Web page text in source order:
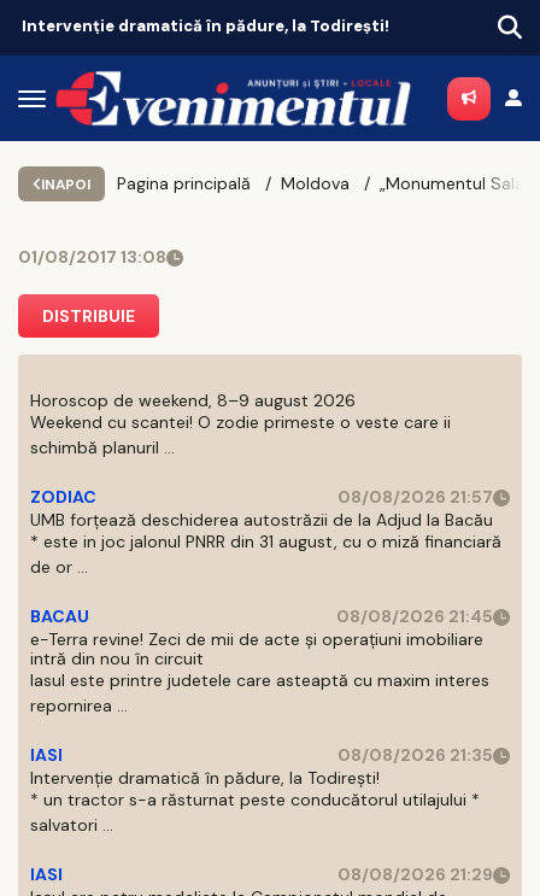
Intervenție dramatică în pădure, la Todirești!
INAPOI Pagina principală Moldova
01/08/2017 13:08
DISTRIBUIE
Horoscop de weekend, 8–9 august 2026
Weekend cu scantei! O zodie primeste o veste care ii
schimbă planuril ...
ZODIAC
08/08/2026 21:57
UMB forțează deschiderea autostrăzii de la Adjud la Bacău
* este in joc jalonul PNRR din 31 august, cu o miză financiară
de or ...
BACAU
08/08/2026 21:45
e-Terra revine! Zeci de mii de acte și operațiuni imobiliare
intră din nou în circuit
Iasul este printre judetele care asteaptă cu maxim interes
repornirea ...
IASI
08/08/2026 21:35
Intervenție dramatică în pădure, la Todirești!
* un tractor s-a răsturnat peste conducătorul utilajului *
salvatori ...
IASI
08/08/2026 21:29